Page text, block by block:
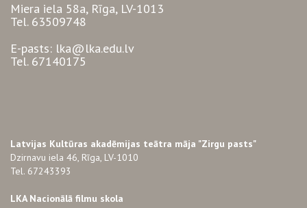
Miera iela 58a, Rīga, LV-1013
Tel. 63509748
E-pasts: lka@lka.edu.lv
Tel. 67140175
Latvijas Kultūras akadēmijas teātra māja "Zirgu pasts"
Dzirnavu iela 46, Rīga, LV-1010
Tel. 67243393
LKA Nacionālā filmu skola